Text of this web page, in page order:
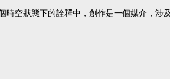
空狀態下的詮釋中，創作是一個媒介，涉